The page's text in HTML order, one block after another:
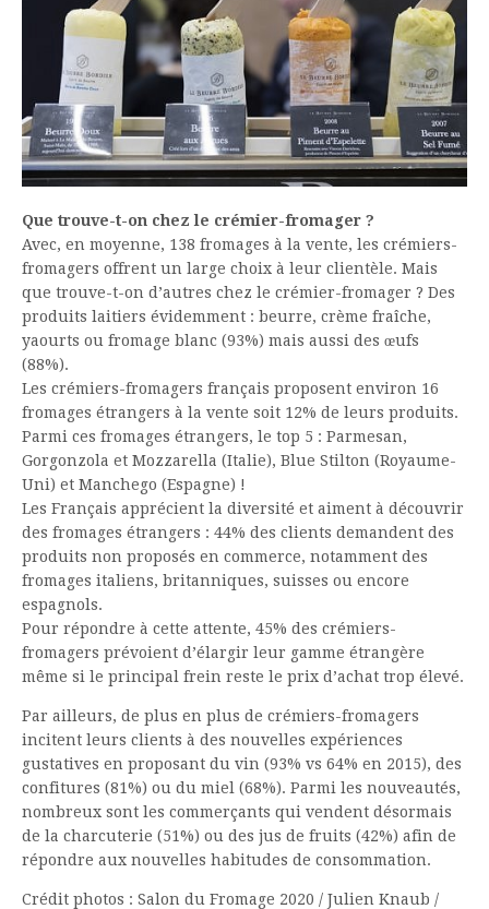
Que trouve-t-on chez le crémier-fromager ?
Avec, en moyenne, 138 fromages à la vente, les crémiers-
fromagers offrent un large choix à leur clientèle. Mais
que trouve-t-on d’autres chez le crémier-fromager ? Des
produits laitiers évidemment : beurre, crème fraîche,
yaourts ou fromage blanc (93%) mais aussi des œufs
(88%).
Les crémiers-fromagers français proposent environ 16
fromages étrangers à la vente soit 12% de leurs produits.
Parmi ces fromages étrangers, le top 5 : Parmesan,
Gorgonzola et Mozzarella (Italie), Blue Stilton (Royaume-
Uni) et Manchego (Espagne) !
Les Français apprécient la diversité et aiment à découvrir
des fromages étrangers : 44% des clients demandent des
produits non proposés en commerce, notamment des
fromages italiens, britanniques, suisses ou encore
espagnols.
Pour répondre à cette attente, 45% des crémiers-
fromagers prévoient d’élargir leur gamme étrangère
même si le principal frein reste le prix d’achat trop élevé.
Par ailleurs, de plus en plus de crémiers-fromagers
incitent leurs clients à des nouvelles expériences
gustatives en proposant du vin (93% vs 64% en 2015), des
confitures (81%) ou du miel (68%). Parmi les nouveautés,
nombreux sont les commerçants qui vendent désormais
de la charcuterie (51%) ou des jus de fruits (42%) afin de
répondre aux nouvelles habitudes de consommation.
Crédit photos : Salon du Fromage 2020 / Julien Knaub /